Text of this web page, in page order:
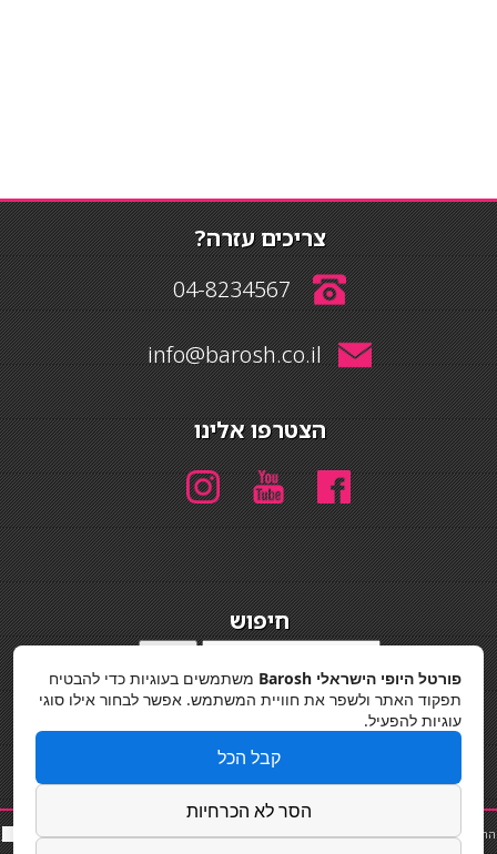
צריכים עזרה?
04-8234567
info@barosh.co.il
הצטרפו אלינו
חיפוש
מדיניות פרטיות
החלקות שיער|תאורה לבית|פאות ותוספות שיער|נייל סטודיו|תוספות שיער|שף פרטי|כ
סאות
פורטל היופי הישראלי Barosh
משתמשים בעוגיות כדי להבטיח
תפקוד האתר ולשפר את חוויית המשתמש. אפשר לבחור אילו סוגי
עוגיות להפעיל.
קבל הכל
הסר לא הכרחיות